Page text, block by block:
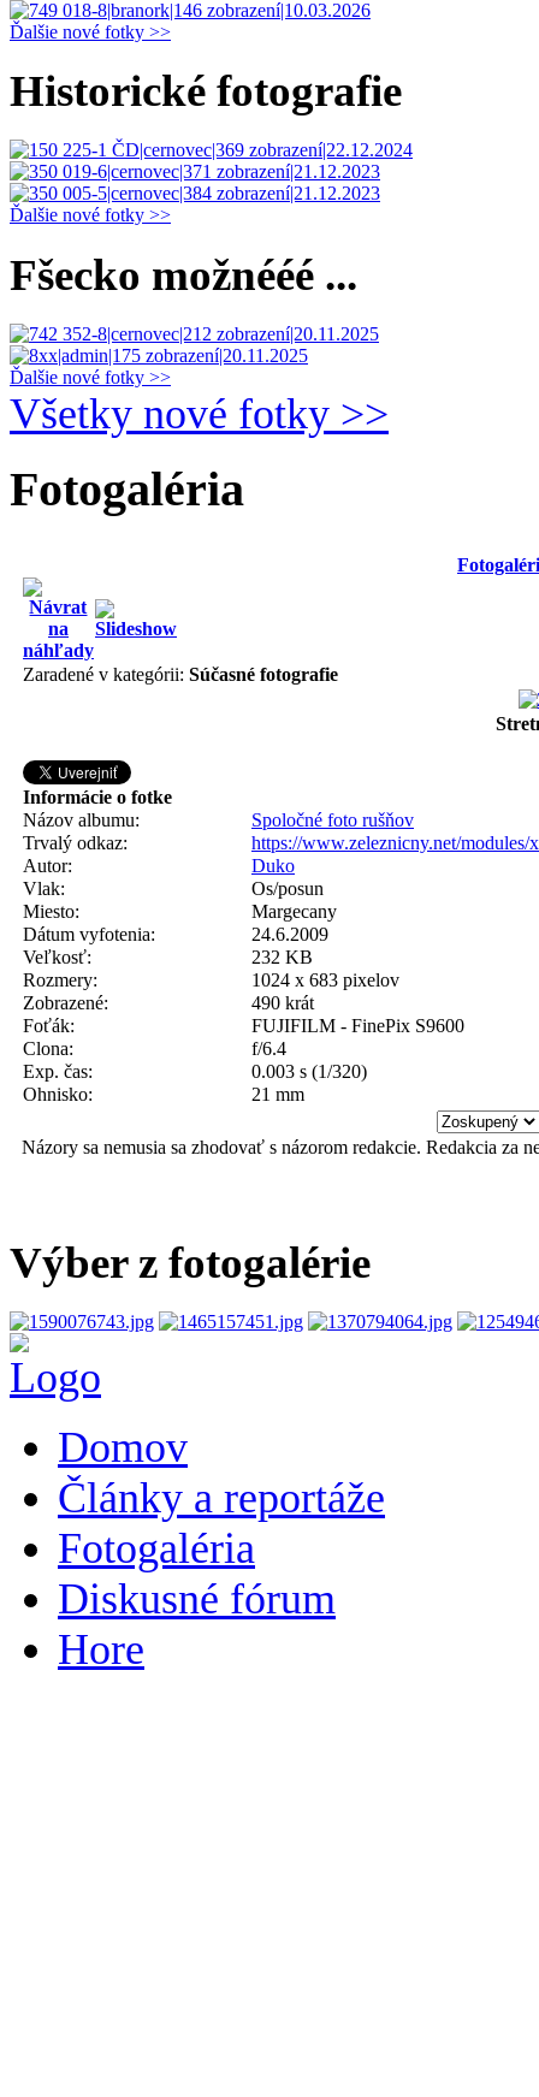
Ďalšie nové fotky >>
Historické fotografie
Ďalšie nové fotky >>
Fšecko možnééé ...
Ďalšie nové fotky >>
Všetky nové fotky >>
Fotogaléria
Zaradené v kategórii: Súčasné fotografie
Informácie o fotke
Názov albumu:
Spoločné foto rušňov
Trvalý odkaz:
https://www.zeleznicny.net/
Autor:
Duko
Vlak:
Os/posun
Miesto:
Margecany
Dátum vyfotenia:
24.6.2009
Veľkosť:
232 KB
Rozmery:
1024 x 683 pixelov
Zobrazené:
490 krát
Foťák:
FUJIFILM - FinePix S9600
Clona:
f/6.4
Exp. čas:
0.003 s (1/320)
Ohnisko:
21 mm
Názory sa nemusia sa zhodovať s názorom redakcie. Redakcia za
Výber z fotogalérie
Domov
Články a reportáže
Fotogaléria
Diskusné fórum
Hore